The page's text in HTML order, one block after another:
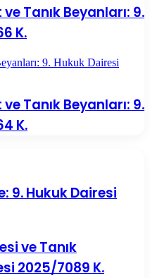
Tanık Beyanları: 9.
K.
9. Hukuk Dairesi
Tanık Beyanları: 9.
K.
9. Hukuk Dairesi
ve Tanık
2025/7089 K.